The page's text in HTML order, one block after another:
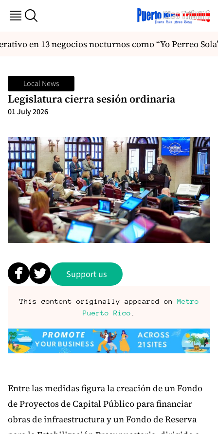
en 13 negocios nocturnos como “Yo Perreo Sola”
Local News
Legislatura cierra sesión ordinaria
01 July 2026
Support us
This content originally appeared on Metro
Puerto Rico
Entre las medidas figura la creación de un Fondo
de Proyectos de Capital Público para financiar
obras de infraestructura y un Fondo de Reserva